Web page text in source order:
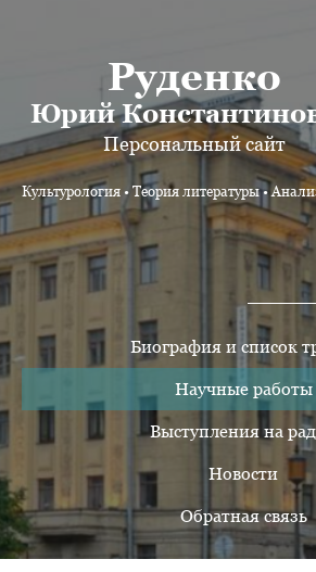
Руденко
Юрий
Персональный сайт
Культурология • Теория литературы •
Биография и список
Научные работы
Выступления на
Новости
Обратная связь